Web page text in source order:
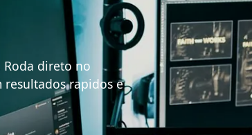
Roda direto no
resultados rapidos e